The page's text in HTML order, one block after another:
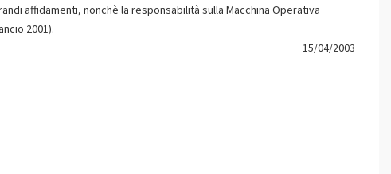
affidamenti, nonchè la responsabilità sulla Macchina Operativa
2001).
15/04/2003